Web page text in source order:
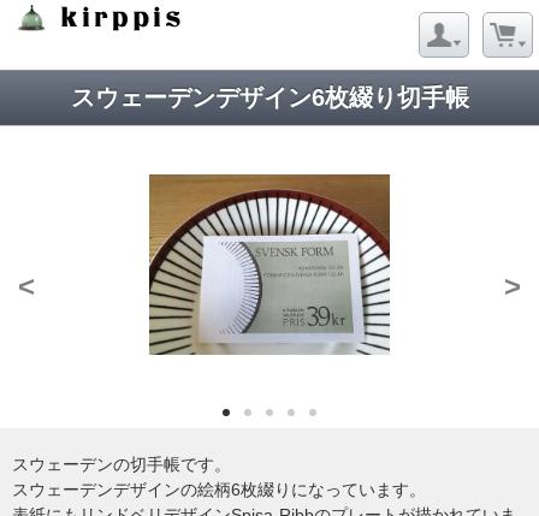
Strict Standards : Redefining already defined constructor for class
/virtual/kirppis/public_html/data/module/Net/URL.php
124スウェーデンデザイン6枚綴り切手帳
< >
スウェーデンの切手帳です。
スウェーデンデザインの絵柄6枚綴りになっています。